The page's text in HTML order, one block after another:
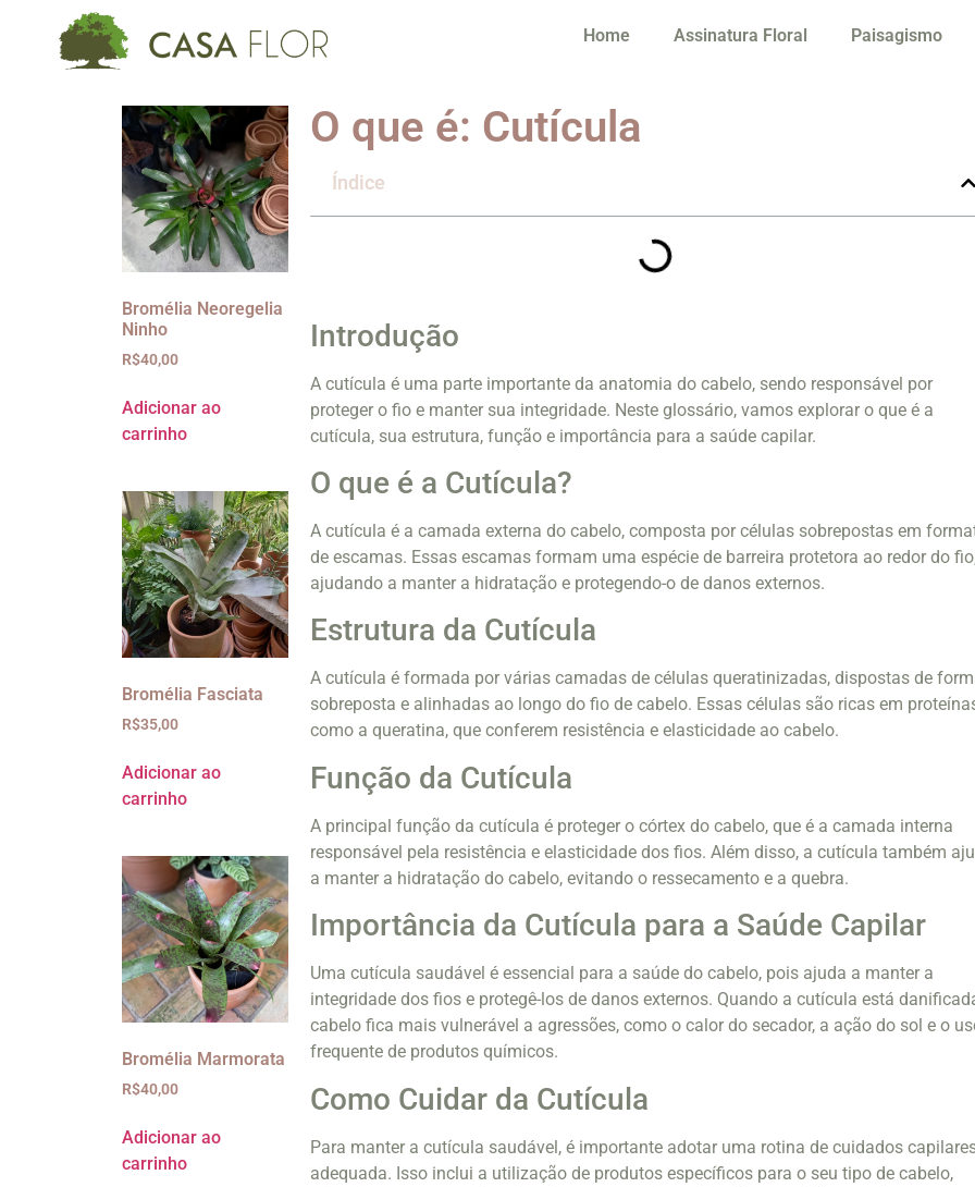
Home Assinatura Floral Paisagismo
Bromélia Neoregelia
Ninho
R$40,00
Adicionar ao
carrinho
Bromélia Fasciata
R$35,00
Adicionar ao
carrinho
Bromélia Marmorata
R$40,00
Adicionar ao
carrinho
O que é: Cutícula
Índice
Introdução
A cutícula é uma parte importante da anatomia do cabelo, sendo responsável por
proteger o fio e manter sua integridade. Neste glossário, vamos explorar o que é a
cutícula, sua estrutura, função e importância para a saúde capilar.
O que é a Cutícula?
A cutícula é a camada externa do cabelo, composta por células sobrepostas em
de escamas. Essas escamas formam uma espécie de barreira protetora ao redor do
ajudando a manter a hidratação e protegendo-o de danos externos.
Estrutura da Cutícula
A cutícula é formada por várias camadas de células queratinizadas, dispostas de
sobreposta e alinhadas ao longo do fio de cabelo. Essas células são ricas em
como a queratina, que conferem resistência e elasticidade ao cabelo.
Função da Cutícula
A principal função da cutícula é proteger o córtex do cabelo, que é a camada interna
responsável pela resistência e elasticidade dos fios. Além disso, a cutícula também
a manter a hidratação do cabelo, evitando o ressecamento e a quebra.
Importância da Cutícula para a Saúde Capilar
Uma cutícula saudável é essencial para a saúde do cabelo, pois ajuda a manter a
integridade dos fios e protegê-los de danos externos. Quando a cutícula está
cabelo fica mais vulnerável a agressões, como o calor do secador, a ação do sol e o
frequente de produtos químicos.
Como Cuidar da Cutícula
Para manter a cutícula saudável, é importante adotar uma rotina de cuidados
adequada. Isso inclui a utilização de produtos específicos para o seu tipo de cabelo,